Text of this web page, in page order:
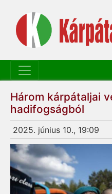
Három kárpátaljai
hadifogságból
2025. június 10., 19:09